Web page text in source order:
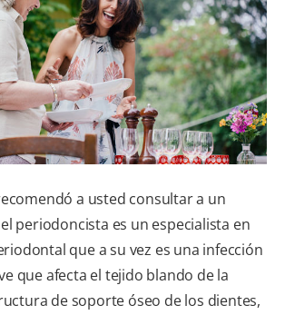
PARA PROFESIONALES
DÓNDE COMPRAR
UY (ES)
SUSCRIBITE
a usted consultar a un
periodoncista es un especialista en
que a su vez es una infección
que afecta el tejido blando de la
de soporte óseo de los dientes,